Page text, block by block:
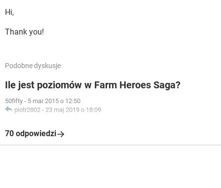
Hi,
Thank you!
Podobne dyskusje
Ile jest poziomów w Farm Heroes Saga?
50fifty - 5 mar 2015 o 12:50
piotr2802 - 23 maj 2019 o 18:09
70 odpowiedzi